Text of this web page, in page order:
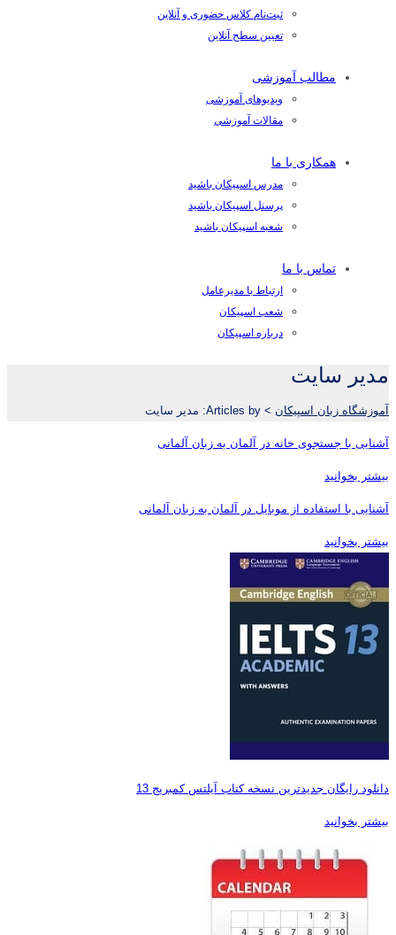
ثبت‌نام کلاس حضوری و آنلاین
تعیین سطح آنلاین
مطالب آموزشی
ویدیوهای آموزشی
مقالات آموزشی
همکاری با ما
مدرس اسپیکان باشید
پرسنل اسپیکان باشید
شعبه اسپیکان باشید
تماس با ما
ارتباط با مدیرعامل
شعب اسپیکان
درباره اسپیکان
مدیر سایت
آموزشگاه زبان اسپیکان > Articles by: مدیر سایت
آشنایی با جستجوی خانه در آلمان به زبان آلمانی
بیشتر بخوانید
آشنایی با استفاده از موبایل در آلمان به زبان آلمانی
بیشتر بخوانید
دانلود رایگان جدیدترین نسخه کتاب آیلتس کمبریج 13
بیشتر بخوانید